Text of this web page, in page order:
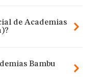
de Academias
Bambu